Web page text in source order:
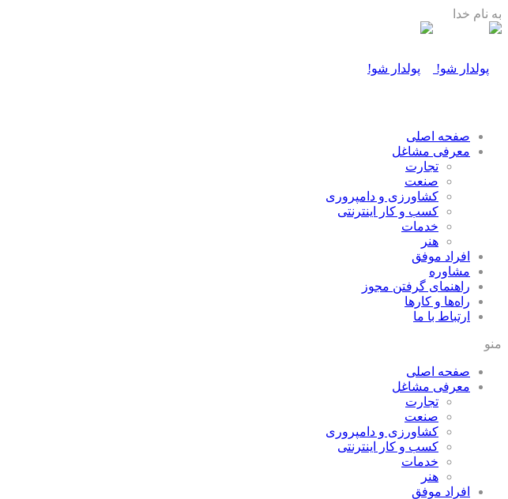
به نام خدا
صفحه اصلی
معرفی مشاغل
تجارت
صنعت
كشاورزی و دامپروری
كسب و كار اينترنتی
خدمات
هنر
افراد موفق
مشاوره
راهنمای گرفتن مجوز
راه‌ها و كارها
ارتباط با ما
منو
صفحه اصلی
معرفی مشاغل
تجارت
صنعت
كشاورزی و دامپروری
كسب و كار اينترنتی
خدمات
هنر
افراد موفق